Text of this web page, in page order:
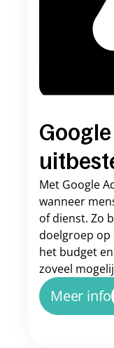
Google
Met Google
wanneer
of dienst. Zo
doelgroep op
het budget
zoveel
Meer info